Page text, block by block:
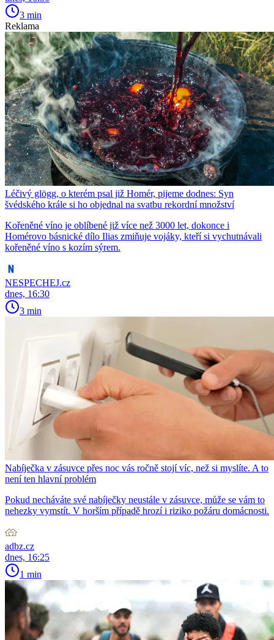
3 min
Reklama
Léčivý glögg, o kterém psal již Homér, pijeme dodnes: Syn
švédského krále si ho objednal na svatbu rekordní množství
Kořeněné víno je oblíbené již více než 3000 let, dokonce i
Homérovo básnické dílo Ilias zmiňuje vojáky, kteří si vychutnávali
kořeněné víno s kozím sýrem.
NESPECHEJ.cz
dnes, 16:30
3 min
Nabíječka v zásuvce přes noc vás ročně stojí víc, než si myslíte. A to
není ten hlavní problém
Pokud necháváte své nabíječky neustále v zásuvce, může se vám to
nehezky vymstít. V horším případě hrozí i riziko požáru domácnosti.
adbz.cz
dnes, 16:25
1 min